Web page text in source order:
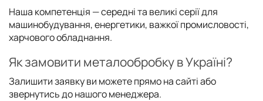
Наша компетенція — середні та великі серії для
машинобудування, енергетики, важкої промисловості,
харчового обладнання.
Як замовити металообробку в Україні?
Залишити заявку ви можете прямо на сайті або
звернутись до нашого менеджера.